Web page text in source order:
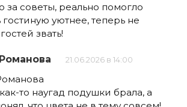
за советы, реально помогло
гостиную уютнее, теперь не
звать!
21.06.2026 в 14:00
то наугад подушки брала, а